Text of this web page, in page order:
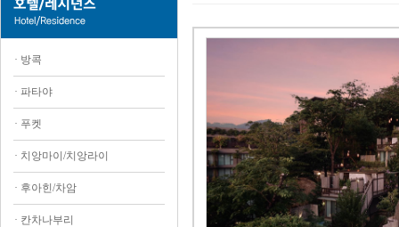
· 방콕
· 파타야
· 푸켓
· 치앙마이/치앙라이
· 후아힌/차암
· 칸차나부리